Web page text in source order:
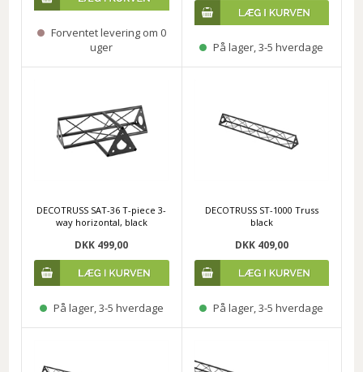
Forventet levering om 0
uger
På lager, 3-5 hverdage
DECOTRUSS SAT-36 T-piece 3-
way horizontal, black
DKK 499,00
På lager, 3-5 hverdage
DECOTRUSS ST-1000 Truss
black
DKK 409,00
På lager, 3-5 hverdage